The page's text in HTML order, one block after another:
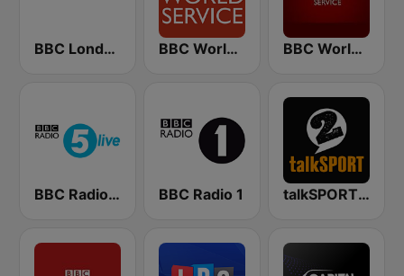
BBC London BBC World Service BBC World Service
BBC Radio 5 live BBC Radio 1 talkSPORT 2